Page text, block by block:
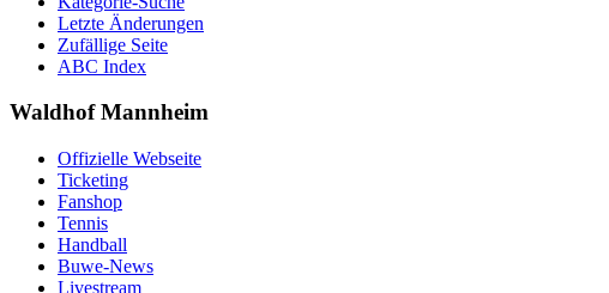
Letzte Änderungen
Zufällige Seite
ABC Index
Waldhof Mannheim
Offizielle Webseite
Ticketing
Fanshop
Tennis
Handball
Buwe-News
Livestream